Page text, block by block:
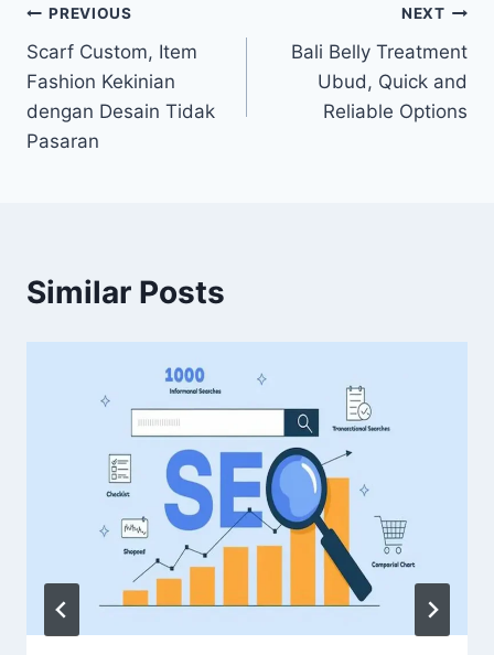
Post
navigation
PREVIOUS
Scarf Custom, Item
Fashion Kekinian
dengan Desain Tidak
Pasaran
NEXT
Bali Belly Treatment
Ubud, Quick and
Reliable Options
Similar Posts